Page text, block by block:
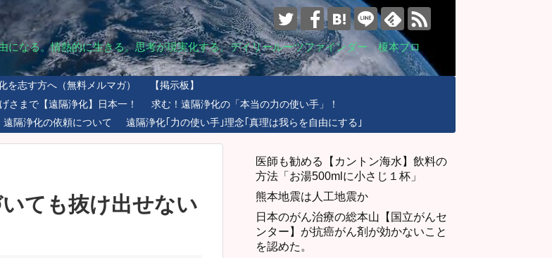
になる。情熱的に生きる。思考が現実化する。デイリールーツファインダー 榎本ブロ
を志す方へ（無料メルマガ）
【掲示板】
さまで【遠隔浄化】日本一！
求む！遠隔浄化の「本当の力の使い手」！
遠隔浄化の依頼について 遠隔浄化｢力の使い手｣理念｢真理は我らを自由にする｣
ても抜け出せない
医師も勧める【カントン海水】飲料の
方法「お湯500mlに小さじ１杯」
熊本地震は人工地震か
日本のがん治療の総本山【国立がんセ
ンター】が抗癌がん剤が効かないこと
を認めた。